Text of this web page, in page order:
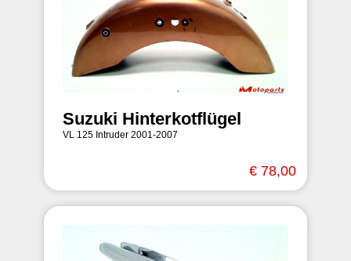
Suzuki Hinterkotflügel
VL 125 Intruder 2001-2007
€ 78,00